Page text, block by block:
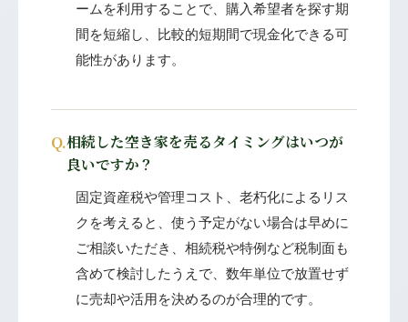
ームを利用することで、購入希望者を探す期
間を短縮し、比較的短期間で現金化できる可
能性があります。
Q.相続した空き家を売るタイミングはいつが
良いですか？
固定資産税や管理コスト、老朽化によるリス
クを考えると、使う予定がない場合は早めに
ご相談いただき、相続税や特例など税制面も
含めて検討したうえで、数年単位で放置せず
に売却や活用を決めるのが合理的です。